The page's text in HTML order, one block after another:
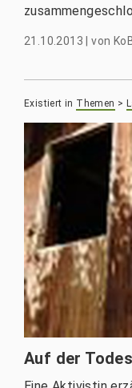
21.10.2013 |von
Existiert in Themen >
Auf der